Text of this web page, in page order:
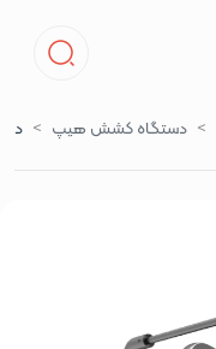
دستگاه کشش هیپ